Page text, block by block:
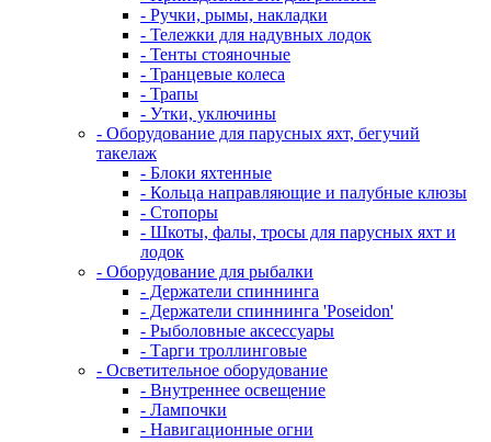
- Ручки, рымы, накладки
- Тележки для надувных лодок
- Тенты стояночные
- Транцевые колеса
- Трапы
- Утки, уключины
- Оборудование для парусных яхт, бегучий
такелаж
- Блоки яхтенные
- Кольца направляющие и палубные клюзы
- Стопоры
- Шкоты, фалы, тросы для парусных яхт и
лодок
- Оборудование для рыбалки
- Держатели спиннинга
- Держатели спиннинга 'Poseidon'
- Рыболовные аксессуары
- Тарги троллинговые
- Осветительное оборудование
- Внутреннее освещение
- Лампочки
- Навигационные огни